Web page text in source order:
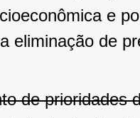
e
eliminação de
de prioridades